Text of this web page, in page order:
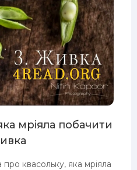
мріяла побачити
квасольку, яка мріяла